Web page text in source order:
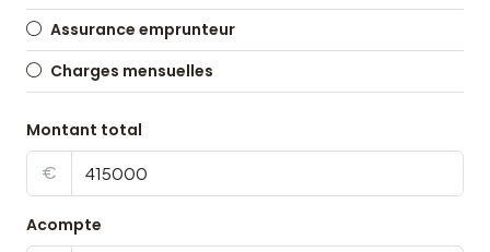
Assurance emprunteur
Charges mensuelles
Montant total
€
Acompte